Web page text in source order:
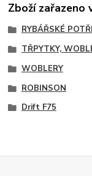
Zboží zařazeno
RYBÁŘSKÉ
TŘPYTKY,
WOBLERY
ROBINSON
Drift F75